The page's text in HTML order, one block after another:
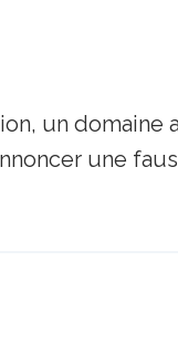
un domaine
une